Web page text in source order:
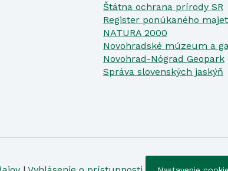
Štátna ochrana prírody SR
Register ponúkaného
NATURA 2000
Novohradské múzeum a
Novohrad-Nógrad Geopark
Správa slovenských jaskýň